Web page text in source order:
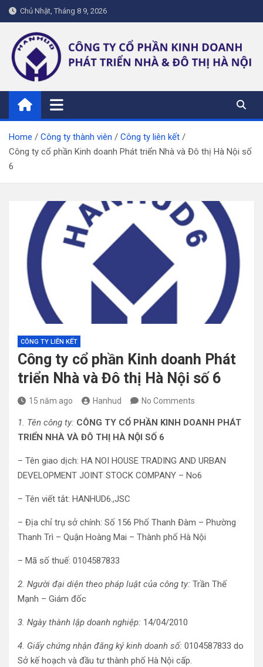
Skip
to
content
Chủ Nhật, Tháng 8 9, 2026
hanhud.vn
Home Công ty thành viên
Công ty liên kết
Công ty cổ phần Kinh doanh Phát triển Nhà và Đô thị Hà Nội số
6
CÔNG TY LIÊN KẾT
Công ty cổ phần Kinh doanh Phát
triển Nhà và Đô thị Hà Nội số 6
15 năm ago Hanhud No Comments
1. Tên công ty: CÔNG TY CỔ PHẦN KINH DOANH PHÁT
TRIỂN NHÀ VÀ ĐÔ THỊ HÀ NỘI SỐ 6
– Tên giao dịch: HA NOI HOUSE TRADING AND URBAN
DEVELOPMENT JOINT STOCK COMPANY – No6
– Tên viết tắt: HANHUD6.,JSC
– Địa chỉ trụ sở chính: Số 156 Phố Thanh Đàm – Phường
Thanh Trì – Quận Hoàng Mai – Thành phố Hà Nội
– Mã số thuế: 0104587833
2. Người đại diện theo pháp luật của công ty: Trần Thế
Mạnh – Giám đốc
3. Ngày thành lập doanh nghiệp: 14/04/2010
4. Giấy chứng nhận đăng ký kinh doanh số: 0104587833 do
Sở kế hoạch và đầu tư thành phố Hà Nội cấp.